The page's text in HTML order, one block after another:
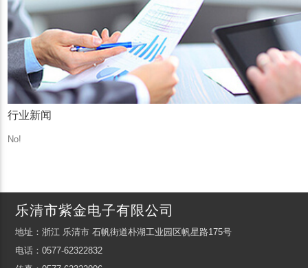
行业新闻
No!
乐清市紫金电子有限公司
地址：浙江 乐清市 石帆街道朴湖工业园区帆星路175号
电话：0577-62322832